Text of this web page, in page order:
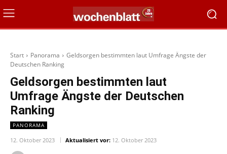
Start Panorama
Geldsorgen bestimmten laut Umfrage Ängste der
Deutschen Ranking
Geldsorgen bestimmten laut
Umfrage Ängste der Deutschen
Ranking
PANORAMA
12. Oktober 2023 Aktualisiert vor: 12. Oktober 2023